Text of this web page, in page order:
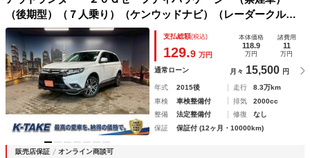
（後期型）（７人乗り）（ケンウッドナビ）（レーダークルー
ズ）（パドルシフト）（スマートキー）（ＬＥＤヘッドライ
ト）（Ｂｌｕｅｔｏｏｔｈオーディオ）（ＥＴＣ）（純正１８
インチＡＷ）
支払総額(税込)
129.9 万円
本体価格
118.9
万円
諸費用
11
万円
通常ローン 月々 15,500 円
年式 2015後 走行
8.3万km
車検
車検整備付 排気
2000cc
整備
法定整備付 修復
なし
保証
保証付 (12ヶ月・10000km)
販売店保証 オンライン商談可